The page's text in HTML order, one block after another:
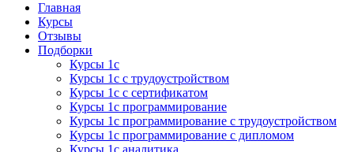
Курсы 1С
Курсы 1С официальная сертификация
Главная
Курсы
Отзывы
Подборки
Курсы 1с
Курсы 1с с трудоустройством
Курсы 1с с сертификатом
Курсы 1с программирование
Курсы 1с программирование с трудоустройством
Курсы 1с программирование с дипломом
Курсы 1с аналитика